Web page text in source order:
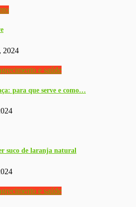
2024
e saúde
para que serve e como…
suco de laranja natural
e saúde